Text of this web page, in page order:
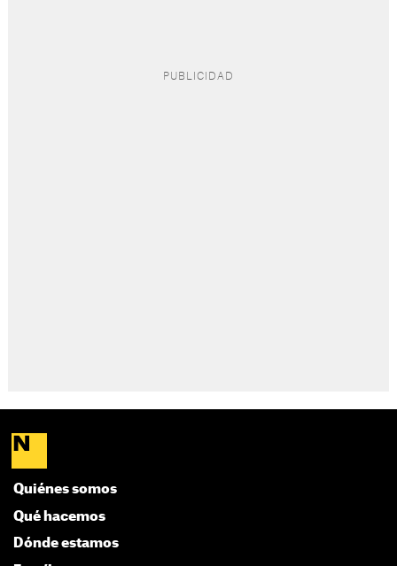
Quiénes somos
Qué hacemos
Dónde estamos